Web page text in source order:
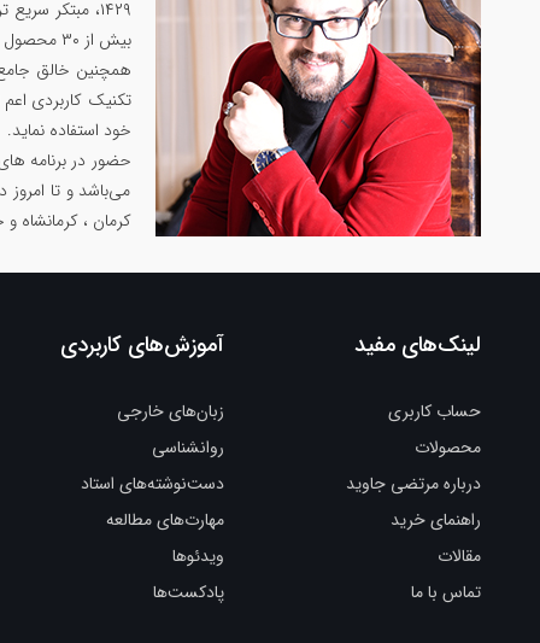
بیش از ۳۰ محصول پرفروش در زمینه‌های زبان‌، حافظه و روان‌شناسی داشته است.
تکنیک کاربردی
خود استفاده نماید.
حضور در برنامه
می‌باشد و تا امروز
کرمان ، کرمانشاه
لینک‌های مفید
حساب کاربری
محصولات
درباره مرتضی جاوید
راهنمای خرید
مقالات
تماس با ما
آموزش‌های کاربردی
زبان‌های خارجی
روانشناسی
دست‌نوشته‌های استاد
مهارت‌های مطالعه
ویدئوها
پادکست‌ها